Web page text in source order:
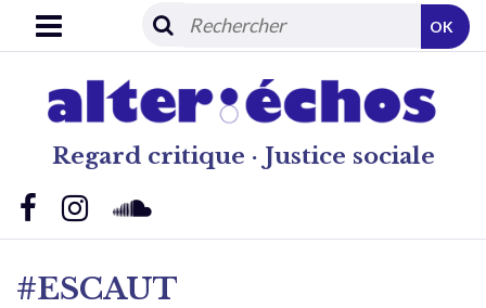
Regard critique · Justice sociale
OK
#ESCAUT